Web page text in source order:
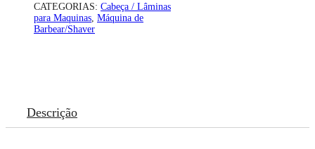
CATEGORIAS: Cabeça / Lâminas
para Maquinas Máquina de
Barbear/Shaver
Descrição